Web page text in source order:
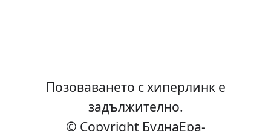
Позоваването с хиперлинк е
задължително.
© Copyright БуднаEра-